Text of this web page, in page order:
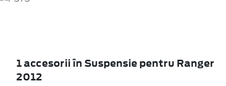
1 accesorii în Suspensie pentru Ranger
2012